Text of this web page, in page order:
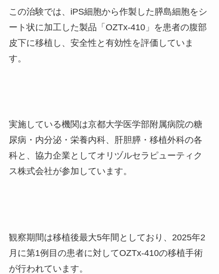
この治験では、iPS細胞から作製した膵島細胞をシ
ート状に加工した製品「OZTx-410」を患者の腹部
皮下に移植し、安全性と有効性を評価していま
す。
実施している機関は京都大学医学部附属病院の糖
尿病・内分泌・栄養内科、肝胆膵・移植外科の各
科と、協力企業としてオリヅルセラピューティク
ス株式会社が参加しています。
観察期間は移植後最大5年間としており、2025年2
月に第1例目の患者に対してOZTx-410の移植手術
が行われています。